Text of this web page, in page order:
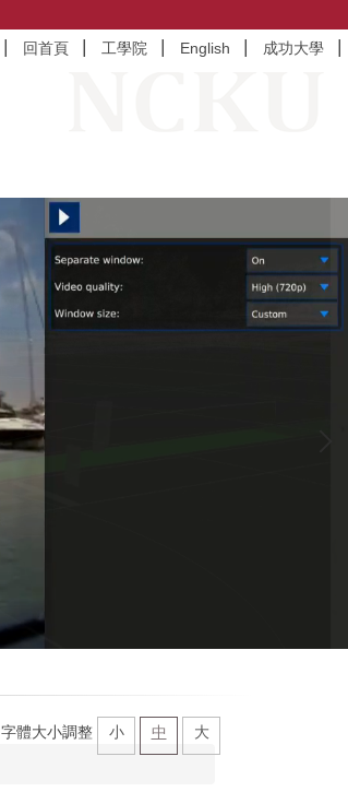
回首頁 工學院 English 成功大學
字體大小調整 小 中 大